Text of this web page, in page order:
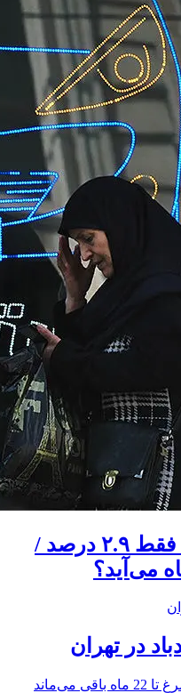
دلار ۴ درصد ریخت، ۲۰۷ فقط ۲.۹ درصد /
می‌آید؟
در تهران